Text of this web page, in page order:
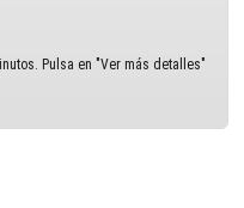
Pulsa en "Ver más detalles"